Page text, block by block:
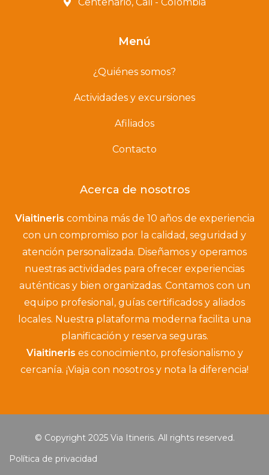
Menú
¿Quiénes somos?
Actividades y excursiones
Afiliados
Contacto
Acerca de nosotros
Viaitineris combina más de 10 años de experiencia
con un compromiso por la calidad, seguridad y
atención personalizada. Diseñamos y operamos
nuestras actividades para ofrecer experiencias
auténticas y bien organizadas. Contamos con un
equipo profesional, guías certificados y aliados
locales. Nuestra plataforma moderna facilita una
planificación y reserva seguras.
Viaitineris es conocimiento, profesionalismo y
cercanía. ¡Viaja con nosotros y nota la diferencia!
© Copyright 2025 Via Itineris. All rights reserved.
Política de privacidad